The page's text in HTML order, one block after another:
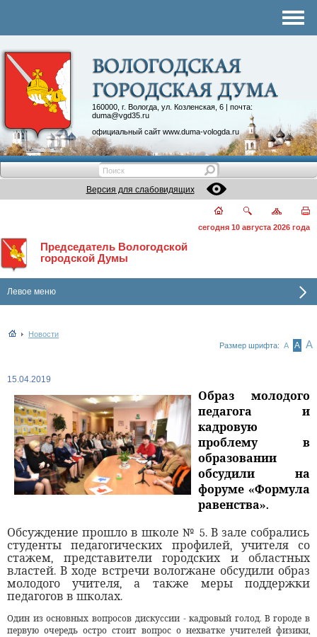
160000, г. Вологда, ул. Козленская, 6 | почта:
duma@vgd35.ru
официальный сайт www.duma-vologda.ru
Контакты
Депутатские объединения
Версия для слабовидящих
сегодня 10 августа 2026 года
Председатель Вологодской
городской Думы
Левое меню
Новости
Размер шрифта: А А А
15.04.2019
Образ молодого
педагога и
кадровую
проблему в
образовании
обсудили на
форуме «Формула
равенства».
Обсуждение прошло в школе № 5. В зале собрались
студенты педагогических профилей, учителя со
стажем, представители городских и областных
властей. В ходе встречи вологжане обсудили образ
молодого учителя, а также меры поддержки
педагогов в школах.
Один из основных вопросов дискуссии - кадровый голод. В городе в
первую очередь остро стоит вопрос о нехватке учителей физики,